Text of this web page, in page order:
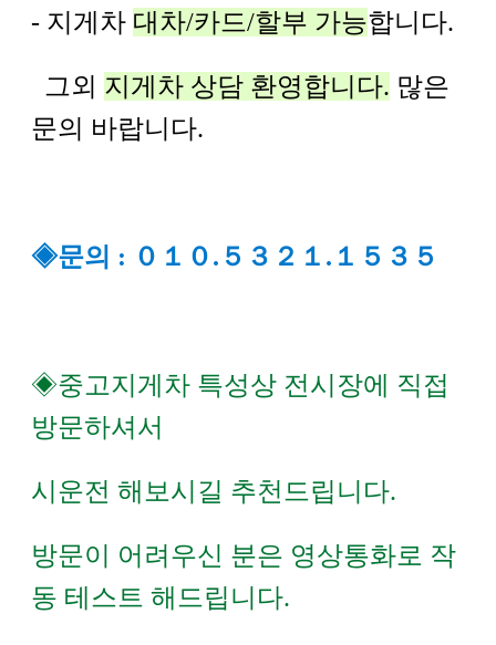
- 지게차 대차/카드/할부 가능합니다.
그외 지게차 상담 환영합니다. 많은
문의 바랍니다.
◈문의 : ０１０.５３２１.１５３５
◈중고지게차 특성상 전시장에 직접
방문하셔서
시운전 해보시길 추천드립니다.
방문이 어려우신 분은 영상통화로 작
동 테스트 해드립니다.